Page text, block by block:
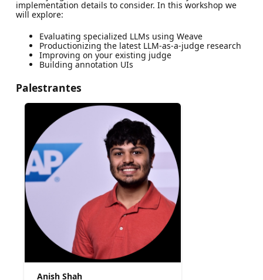
implementation details to consider. In this workshop we
will explore:
Evaluating specialized LLMs using Weave
Productionizing the latest LLM-as-a-judge research
Improving on your existing judge
Building annotation UIs
Palestrantes
Anish Shah